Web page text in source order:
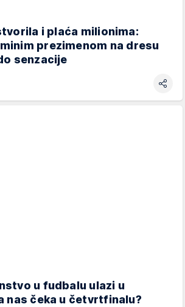
i plaća milionima:
prezimenom na dresu
senzacije
u fudbalu ulazi u
nas čeka u četvrtfinalu?